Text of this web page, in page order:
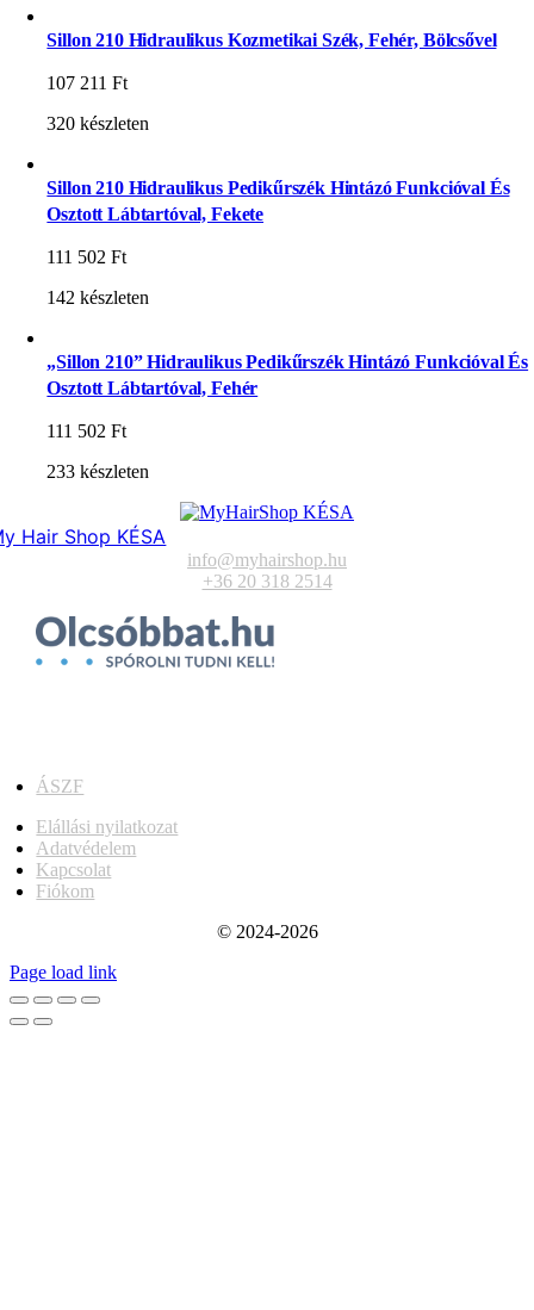
Sillon 210 Hidraulikus Kozmetikai Szék, Fehér, Bölcsővel
107 211Ft
320 készleten
Sillon 210 Hidraulikus Pedikűrszék Hintázó Funkcióval És
Osztott Lábtartóval, Fekete
111 502Ft
142 készleten
„Sillon 210” Hidraulikus Pedikűrszék Hintázó Funkcióval És
Osztott Lábtartóval, Fehér
111 502Ft
233 készleten
Hair Shop KÉSA
info@myhairshop.hu
+36 20 318 2514
ÁSZF
Elállási nyilatkozat
Adatvédelem
Kapcsolat
Fiókom
© 2024-2026
Page load link